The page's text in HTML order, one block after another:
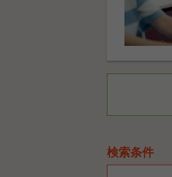
検索条件